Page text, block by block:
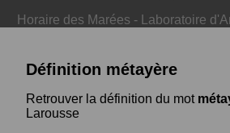
Horaire des Marées - Laboratoire
Définition métayère
Retrouver la définition du mot
Larousse